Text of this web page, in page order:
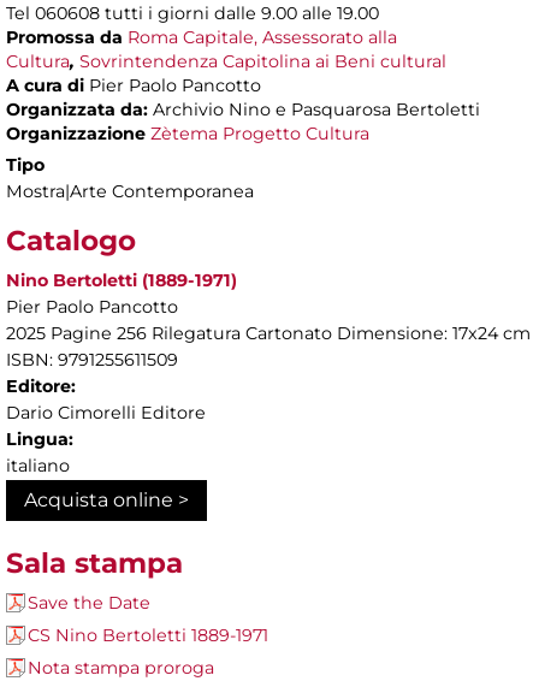
Tel 060608 tutti i giorni dalle 9.00 alle 19.00
Promossa da Roma Capitale, Assessorato alla
Cultura, Sovrintendenza Capitolina ai Beni cultural
A cura di Pier Paolo Pancotto
Organizzata da: Archivio Nino e Pasquarosa Bertoletti
Organizzazione Zètema Progetto Cultura
Tipo
Mostra|Arte Contemporanea
Catalogo
Nino Bertoletti (1889-1971)
Pier Paolo Pancotto
2025 Pagine 256 Rilegatura Cartonato Dimensione: 17x24 cm
ISBN: 9791255611509
Editore:
Dario Cimorelli Editore
Lingua:
italiano
Acquista online >
Sala stampa
Save the Date
CS Nino Bertoletti 1889-1971
Nota stampa proroga